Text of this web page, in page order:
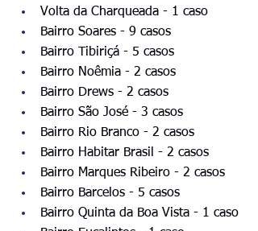
Volta da Charqueada - 1 caso
Bairro Soares - 9 casos
Bairro Tibiriçá - 5 casos
Bairro Noêmia - 2 casos
Bairro Drews - 2 casos
Bairro São José - 3 casos
Bairro Rio Branco - 2 casos
Bairro Habitar Brasil - 2 casos
Bairro Marques Ribeiro - 2 casos
Bairro Barcelos - 5 casos
Bairro Quinta da Boa Vista - 1 caso